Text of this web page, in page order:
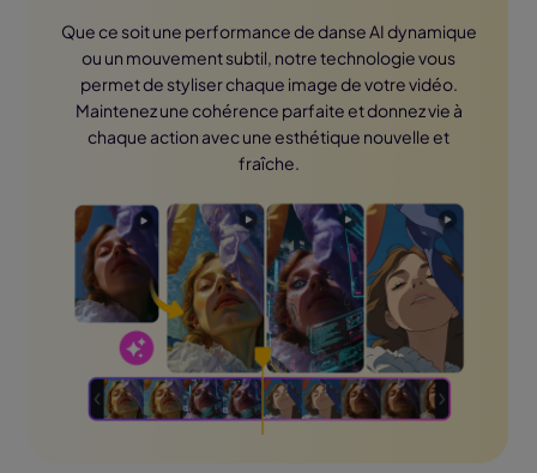
Que ce soit une performance de danse AI dynamique
ou un mouvement subtil, notre technologie vous
permet de styliser chaque image de votre vidéo.
Maintenez une cohérence parfaite et donnez vie à
chaque action avec une esthétique nouvelle et
fraîche.